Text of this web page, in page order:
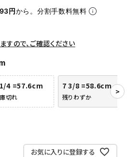
円から。分割手数料無料
すので、ご確認ください
4 =57.6cm
切れ
7 3/8 =58.6cm
残りわずか
お気に入りに登録する